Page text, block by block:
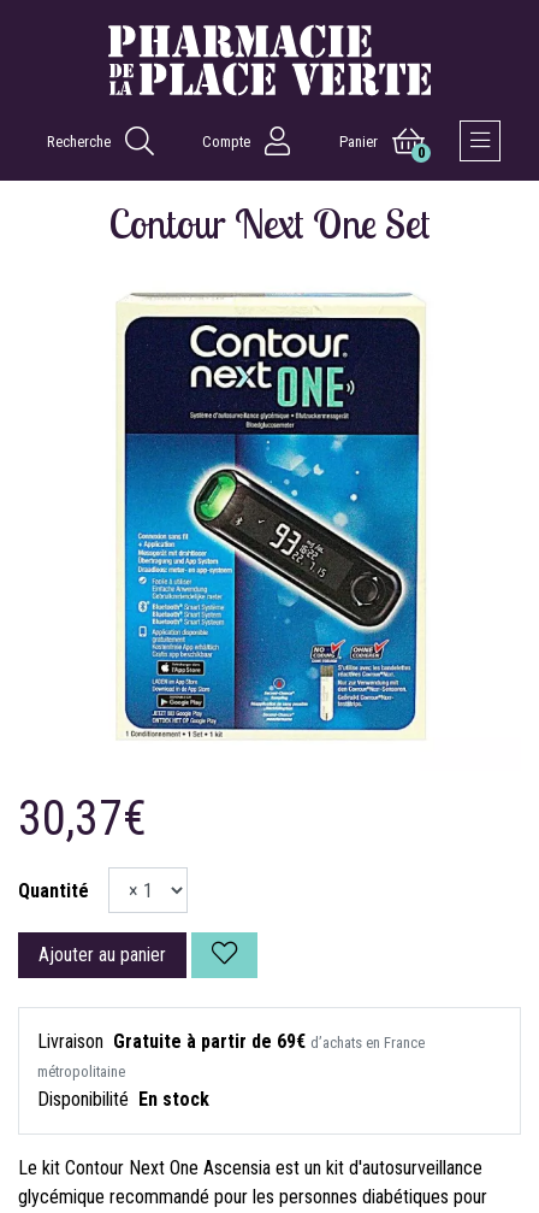
Recherche Compte Panier
0
Contour Next One Set
30,37€
Quantité
Ajouter au panier
Livraison Gratuite à partir de 69€ d’achats en France
métropolitaine
Disponibilité En stock
Le kit Contour Next One Ascensia est un kit d'autosurveillance
glycémique recommandé pour les personnes diabétiques pour